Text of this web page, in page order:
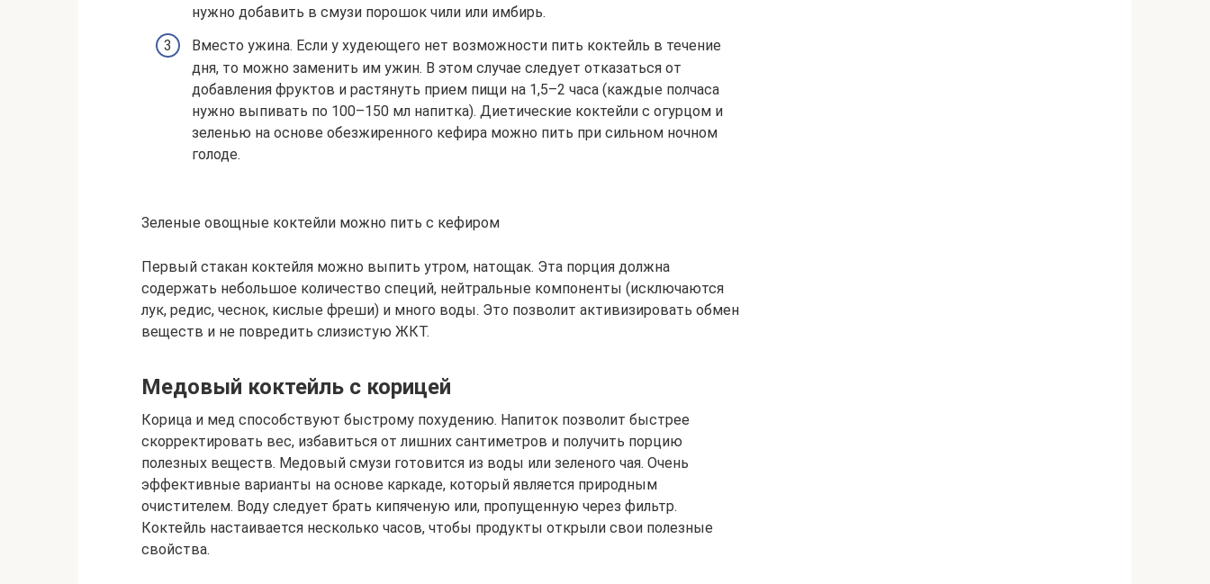
нужно добавить в смузи порошок чили или имбирь.
Вместо ужина. Если у худеющего нет возможности пить коктейль в течение
дня, то можно заменить им ужин. В этом случае следует отказаться от
добавления фруктов и растянуть прием пищи на 1,5–2 часа (каждые полчаса
нужно выпивать по 100–150 мл напитка). Диетические коктейли с огурцом и
зеленью на основе обезжиренного кефира можно пить при сильном ночном
голоде.
Зеленые овощные коктейли можно пить с кефиром
Первый стакан коктейля можно выпить утром, натощак. Эта порция должна
содержать небольшое количество специй, нейтральные компоненты (исключаются
лук, редис, чеснок, кислые фреши) и много воды. Это позволит активизировать обмен
веществ и не повредить слизистую ЖКТ.
Медовый коктейль с корицей
Корица и мед способствуют быстрому похудению. Напиток позволит быстрее
скорректировать вес, избавиться от лишних сантиметров и получить порцию
полезных веществ. Медовый смузи готовится из воды или зеленого чая. Очень
эффективные варианты на основе каркаде, который является природным
очистителем. Воду следует брать кипяченую или, пропущенную через фильтр.
Коктейль настаивается несколько часов, чтобы продукты открыли свои полезные
свойства.